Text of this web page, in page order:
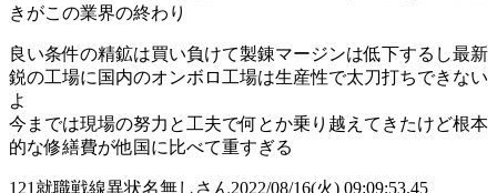
きがこの業界の終わり
良い条件の精鉱は買い負けて製錬マージンは低下するし最新
鋭の工場に国内のオンボロ工場は生産性で太刀打ちできない
よ
今までは現場の努力と工夫で何とか乗り越えてきたけど根本
的な修繕費が他国に比べて重すぎる
121 就職戦線異状名無しさん2022/08/16(火) 09:09:53.45